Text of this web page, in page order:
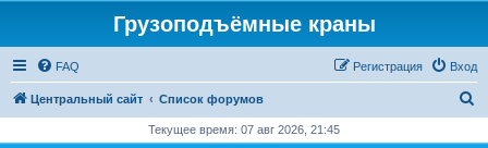
Грузоподъёмные краны
FAQ Вход
Регистрация
Центральный сайт Список форумов
Текущее время: 07 авг 2026, 21:45